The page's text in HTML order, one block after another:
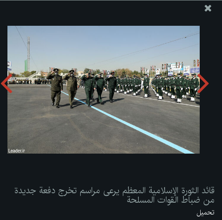
قائد الثورة الإسلامية المعظم يرعى مراسم تخرج دفعة جديدة من
ضباط القوات المسلحة
تحميل الألبوم:
قائد الثورة الإسلامية المعظم يرعى مراسم تخرج دفعة جديدة
من ضباط القوات المسلحة
تحميل